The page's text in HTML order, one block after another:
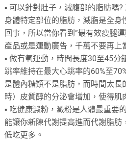
▪ 可以針對肚子，減腹部的脂肪嗎
身體特定部位的脂肪，減脂是全身
回事，所以當你看到”最有效瘦腿
產品或是運動廣告，千萬不要再上
▪ 做有氧運動，時間長度30至45分
跳率維持在最大心跳率的60%至
是體內糖類不是脂肪，而時間太長
時）皮質醇的分泌會增加，使得肌
▪ 吃健康澱粉，澱粉是人體最重要
能讓你新陳代謝提高進而代謝脂肪
低吃更多。